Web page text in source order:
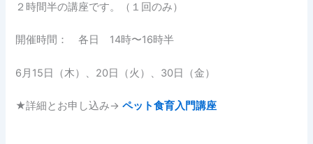
２時間半の講座です。（１回のみ）
開催時間： 各日 14時〜16時半
6月15日（木）、20日（火）、30日（金）
★詳細とお申し込み→ペット食育入門講座